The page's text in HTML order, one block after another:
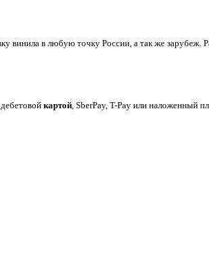
винила в любую точку России, а так же зарубеж.
картой, SberPay, T-Pay или наложенный